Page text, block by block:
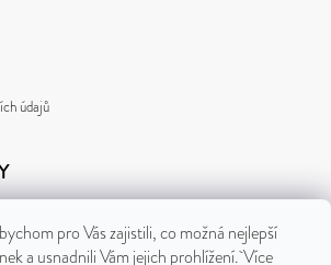
pro Vás zajistili, co možná nejlepší
a usnadnili Vám jejich prohlížení. Více
údajů